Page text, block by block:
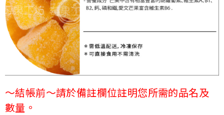
～結帳前～請於備註欄位註明您所需的品名及
數量。